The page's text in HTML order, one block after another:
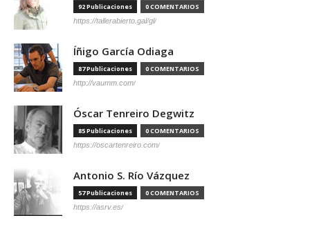
92 Publicaciones 0 COMENTARIOS
https://tallerabierto.gal/gl/
Íñigo García Odiaga
87 Publicaciones 0 COMENTARIOS
http://vaumm.com/
Óscar Tenreiro Degwitz
85 Publicaciones 0 COMENTARIOS
https://oscartenreiro.com/
Antonio S. Río Vázquez
57 Publicaciones 0 COMENTARIOS
https://asrv.es/